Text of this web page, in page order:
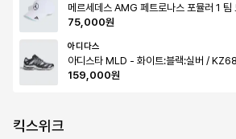
메르세데스 AMG 페트로나스 포뮬러 1 팀
트 / KE8302
75,000원
아디다스
아디스타 MLD - 화이트:블랙:실버 /
159,000원
킥스위크